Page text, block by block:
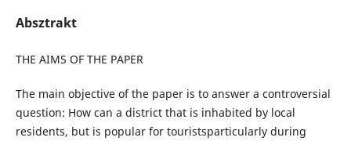
Absztrakt
THE AIMS OF THE PAPER
The main objective of the paper is to answer a controversial
question: How can a district that is inhabited by local
residents, but is popular for touristsparticularly during